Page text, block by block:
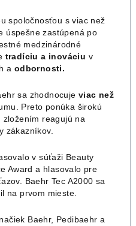
spoločnosťou s viac než
úspešne zastúpená po
medzinárodné
tradíciu a inováciu v
a odbornosti.
sa zhodnocuje viac než
Preto ponúka širokú
zložením reagujú na
zákazníkov.
v súťaži Beauty
Award a hlasovalo pre
Baehr Tec A2000 sa
na prvom mieste.
Baehr, Pedibaehr a